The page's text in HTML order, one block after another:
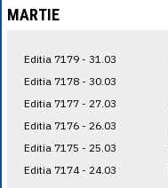
MARTIE
Editia 7179 - 31.03
Editia 7178 - 30.03
Editia 7177 - 27.03
Editia 7176 - 26.03
Editia 7175 - 25.03
Editia 7174 - 24.03